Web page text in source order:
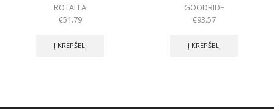
ROTALLA
€51.79
Į KREPŠELĮ
GOODRIDE
€93.57
Į KREPŠELĮ